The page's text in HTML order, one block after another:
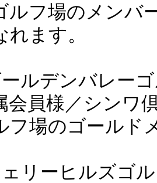
ルフ場のメンバ
れます。
ルデンバレー
会員様／シンワ
フ場のゴールド
リーヒルズゴ